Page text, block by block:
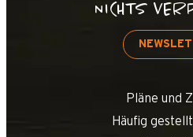
NICHTS
Pläne und
Häufig